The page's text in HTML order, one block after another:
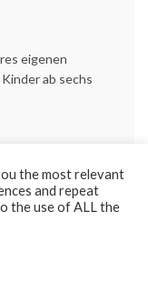
eigenen
ab sechs
the most relevant
and repeat
the use of ALL the